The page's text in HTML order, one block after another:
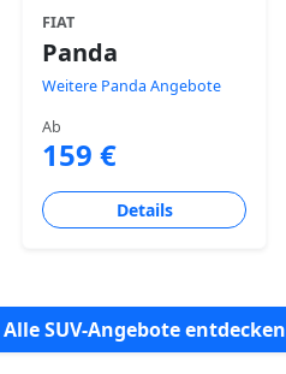
FIAT
Panda
Weitere Panda Angebote
Ab
159 €
Details
Alle SUV-Angebote entdecken